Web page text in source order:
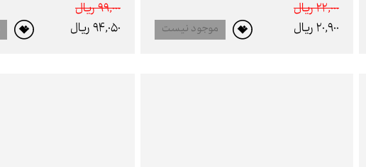
22,000 ريال
20,900 ريال
موجود نیست
99,000 ريال
94,050 ريال